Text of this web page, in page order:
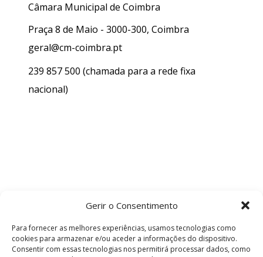
Gerir o Consentimento
Para fornecer as melhores experiências, usamos tecnologias como
cookies para armazenar e/ou aceder a informações do dispositivo.
Consentir com essas tecnologias nos permitirá processar dados, como
Câmara Municipal de Coimbra
Praça 8 de Maio - 3000-300, Coimbra
geral@cm-coimbra.pt
239 857 500 (chamada para a rede fixa
nacional)